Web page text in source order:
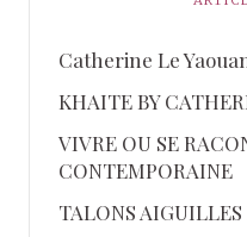
Catherine Le
KHAITE BY
VIVRE OU SE
CONTEMPORAINE
TALONS